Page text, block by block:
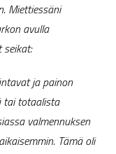
Miettiessäni
avulla
seikat:
ja painon
tai totaalista
valmennuksen
Tämä oli